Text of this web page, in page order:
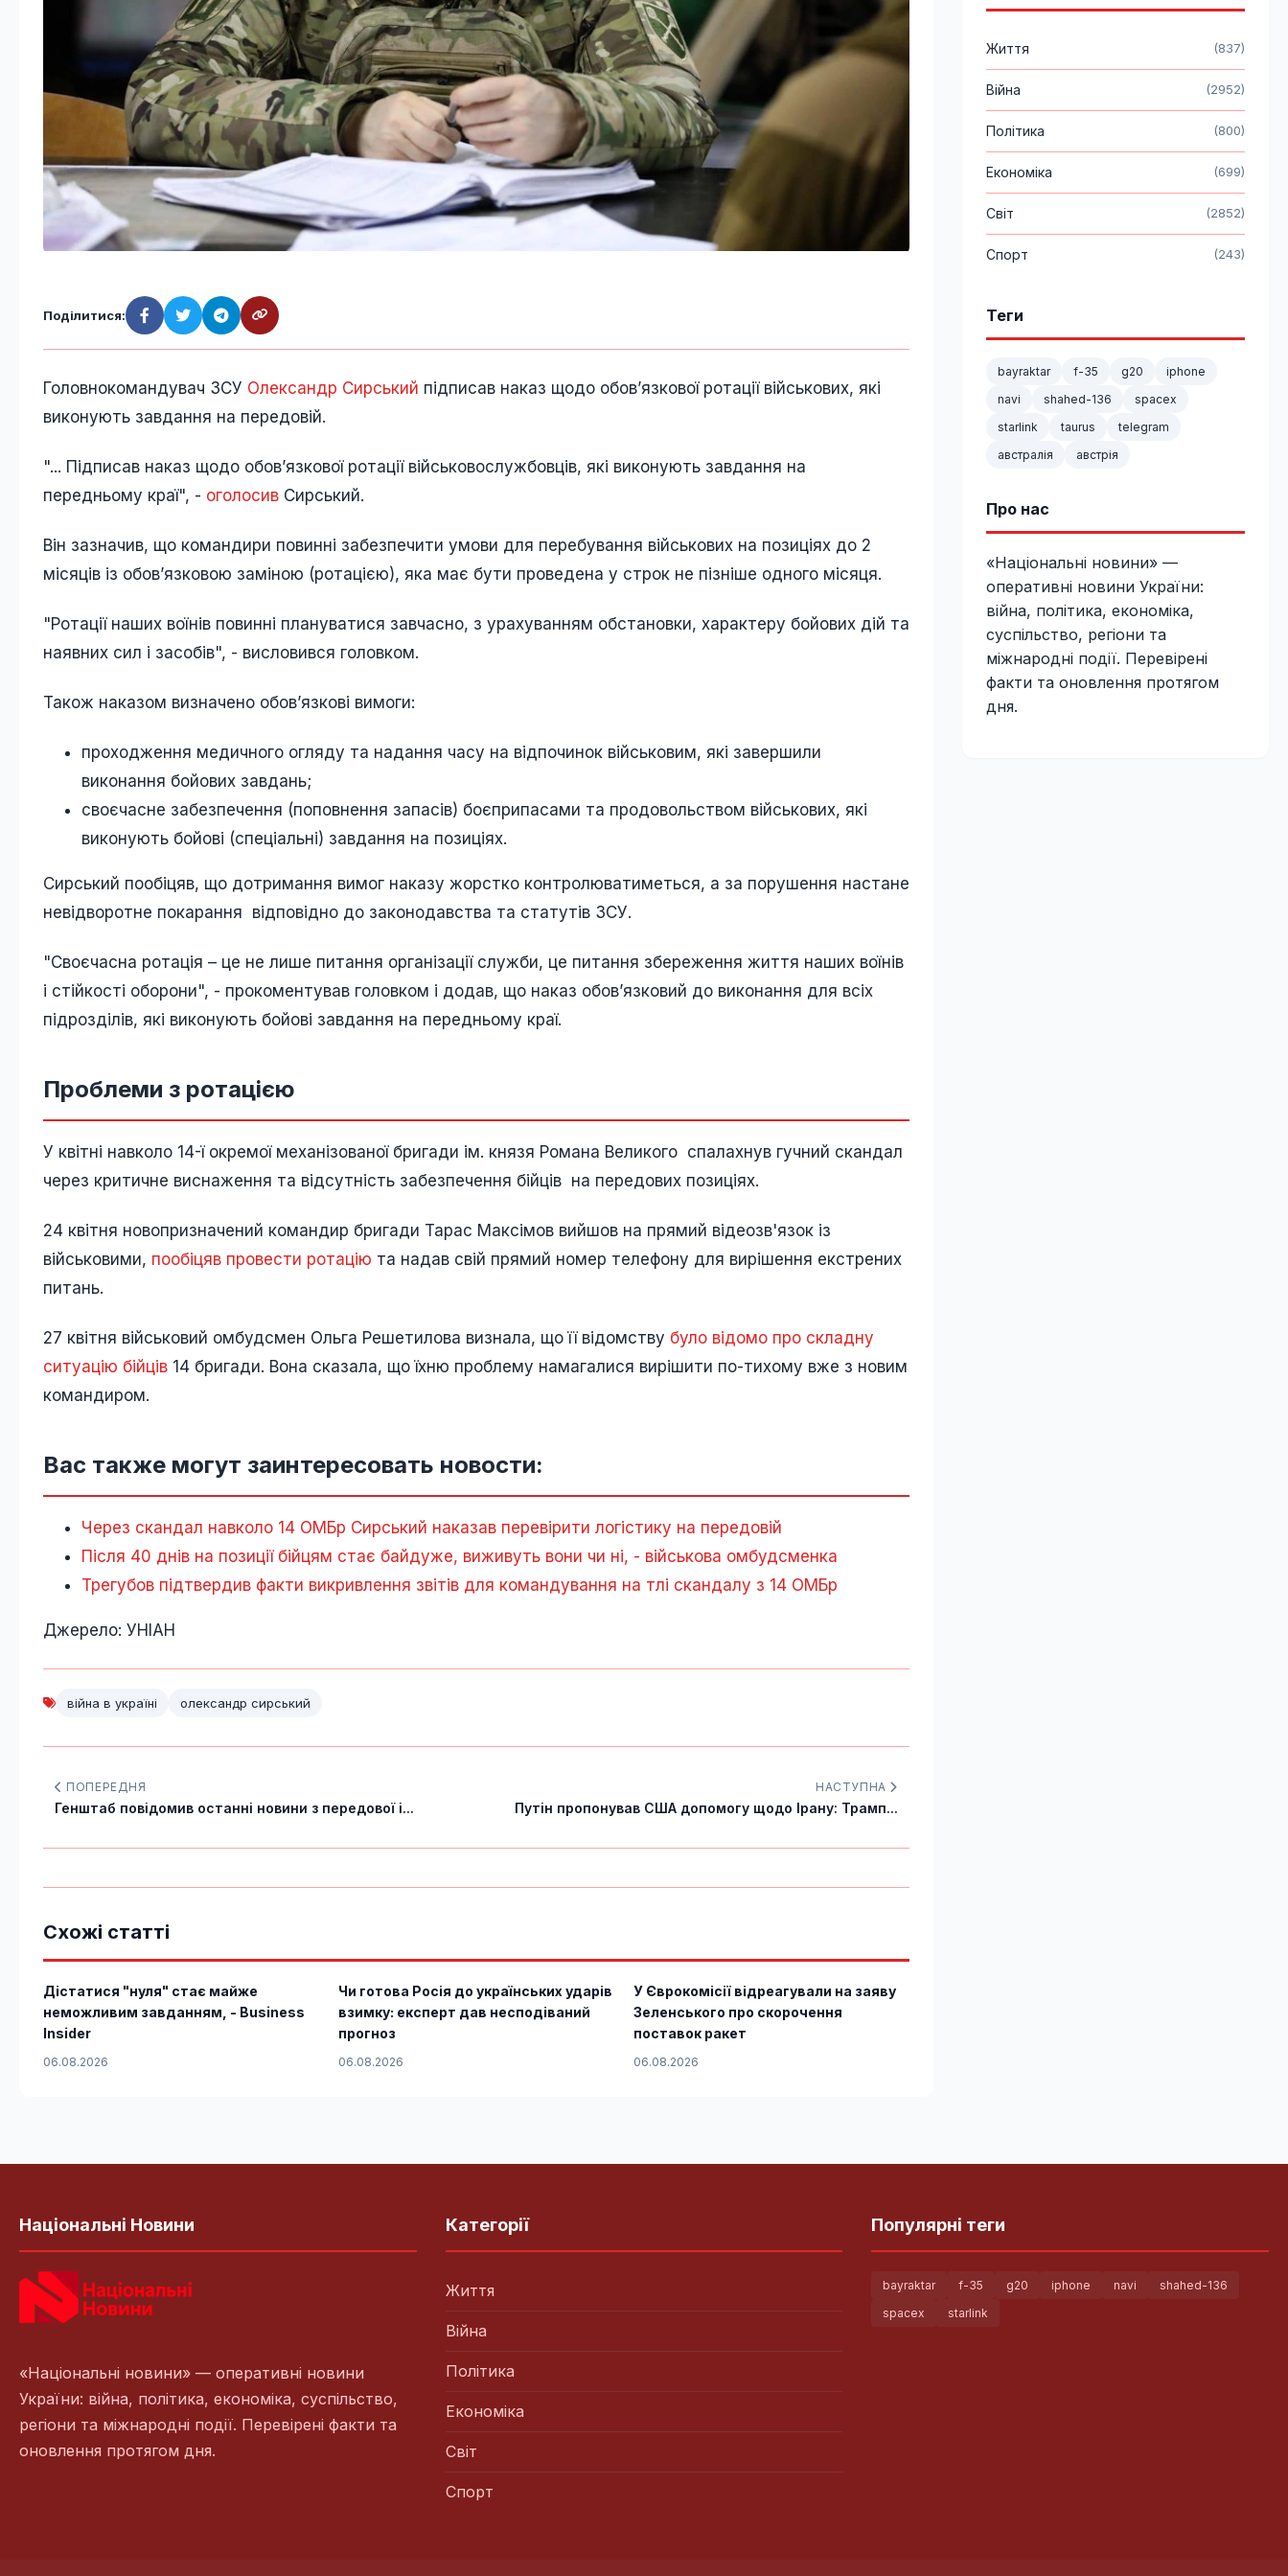
Поділитися:
Головнокомандувач ЗСУ Олександр Сирський підписав наказ щодо обов’язкової ротації військових, які
виконують завдання на передовій.
"... Підписав наказ щодо обов’язкової ротації військовослужбовців, які виконують завдання на
передньому краї", - оголосив Сирський.
Він зазначив, що командири повинні забезпечити умови для перебування військових на позиціях до 2
місяців із обов’язковою заміною (ротацією), яка має бути проведена у строк не пізніше одного місяця.
"Ротації наших воїнів повинні плануватися завчасно, з урахуванням обстановки, характеру бойових дій та
наявних сил і засобів", - висловився головком.
Також наказом визначено обов’язкові вимоги:
проходження медичного огляду та надання часу на відпочинок військовим, які завершили
виконання бойових завдань;
своєчасне забезпечення (поповнення запасів) боєприпасами та продовольством військових, які
виконують бойові (спеціальні) завдання на позиціях.
Сирський пообіцяв, що дотримання вимог наказу жорстко контролюватиметься, а за порушення настане
невідворотне покарання відповідно до законодавства та статутів ЗСУ.
"Своєчасна ротація – це не лише питання організації служби, це питання збереження життя наших воїнів
і стійкості оборони", - прокоментував головком і додав, що наказ обов’язковий до виконання для всіх
підрозділів, які виконують бойові завдання на передньому краї.
Проблеми з ротацією
У квітні навколо 14-ї окремої механізованої бригади ім. князя Романа Великого спалахнув гучний скандал
через критичне виснаження та відсутність забезпечення бійців на передових позиціях.
24 квітня новопризначений командир бригади Тарас Максімов вийшов на прямий відеозв'язок із
військовими, пообіцяв провести ротацію та надав свій прямий номер телефону для вирішення екстрених
питань.
27 квітня військовий омбудсмен Ольга Решетилова визнала, що її відомству було відомо про складну
ситуацію бійців 14 бригади. Вона сказала, що їхню проблему намагалися вирішити по-тихому вже з новим
командиром.
Вас также могут заинтересовать новости:
Через скандал навколо 14 ОМБр Сирський наказав перевірити логістику на передовій
Після 40 днів на позиції бійцям стає байдуже, виживуть вони чи ні, - військова омбудсменка
Трегубов підтвердив факти викривлення звітів для командування на тлі скандалу з 14 ОМБр
Джерело: УНІАН
війна в україні олександр сирський
ПОПЕРЕДНЯ
Генштаб повідомив останні новини з передової і...
НАСТУПНА
Путін пропонував США допомогу щодо Ірану: Трамп...
Схожі статті
Дістатися "нуля" стає майже
неможливим завданням, - Business
Insider
06.08.2026
Чи готова Росія до українських ударів
взимку: експерт дав несподіваний
прогноз
06.08.2026
У Єврокомісії відреагували на заяву
Зеленського про скорочення
поставок ракет
06.08.2026
Життя (837)
Війна (2952)
Політика (800)
Економіка (699)
Світ (2852)
Спорт (243)
Теги
bayraktar f-35 g20
iphone
navi
shahed-136
spacex
starlink
taurus
telegram
австралія
австрія
Про нас
«Національні новини» —
оперативні новини України:
війна, політика, економіка,
суспільство, регіони та
міжнародні події. Перевірені
факти та оновлення протягом
дня.
Національні Новини
«Національні новини» — оперативні новини
України: війна, політика, економіка, суспільство,
регіони та міжнародні події. Перевірені факти та
оновлення протягом дня.
Категорії
Життя
Війна
Політика
Економіка
Світ
Спорт
Популярні теги
bayraktar f-35 g20 iphone navi
shahed-136
spacex
starlink